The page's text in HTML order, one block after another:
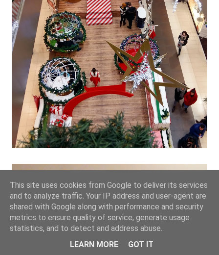
This site uses cookies from Google to deliver its services
and to analyze traffic. Your IP address and user-agent are
shared with Google along with performance and security
metrics to ensure quality of service, generate usage
statistics, and to detect and address abuse.
LEARN MORE
GOT IT